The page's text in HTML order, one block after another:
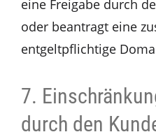
eine Freigabe durch
oder beantragt eine
entgeltpflichtige
7.
durch den